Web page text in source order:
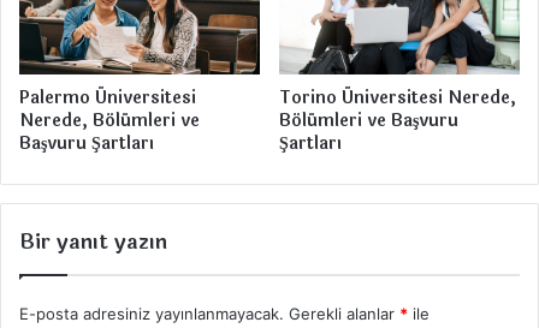
ü
e
n
d
i
l
ğ
k
Palermo Üniversitesi
Nerede, Bölümleri ve
Başvuru Şartları
Torino Üniversitesi Nerede,
Bölümleri ve Başvuru
Şartları
Bir yanıt yazın
E-posta adresiniz yayınlanmayacak. Gerekli alanlar * ile